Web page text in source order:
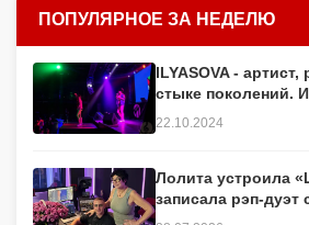
ПОПУЛЯРНОЕ ЗА НЕДЕЛЮ
ILYASOVA -
стыке поколений.
22.10.2024
Лолита устроила
записала рэп-дуэт